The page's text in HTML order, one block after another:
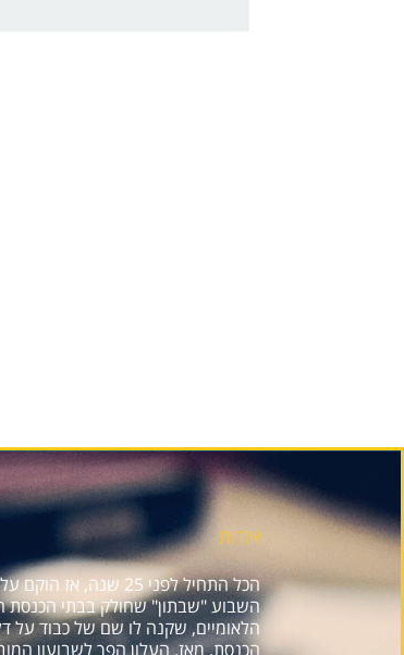
אודות
הכל התחיל לפני 25 שנה, אז
השבוע "שבתון" שחולק בבתי הכנסת
הלאומיים, שקנה לו שם של כבוד על
הכנסת. מאז, העלון הפך לשבועון